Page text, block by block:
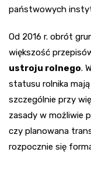
państwowych
Od 2016 r. obrót
większość
ustroju rolnego.
statusu rolnika
szczególnie przy
zasady w możliwie
czy planowana
rozpocznie się